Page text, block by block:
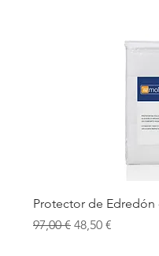
Protector de
Precio
97,00 € Precio de oferta
48,50 €